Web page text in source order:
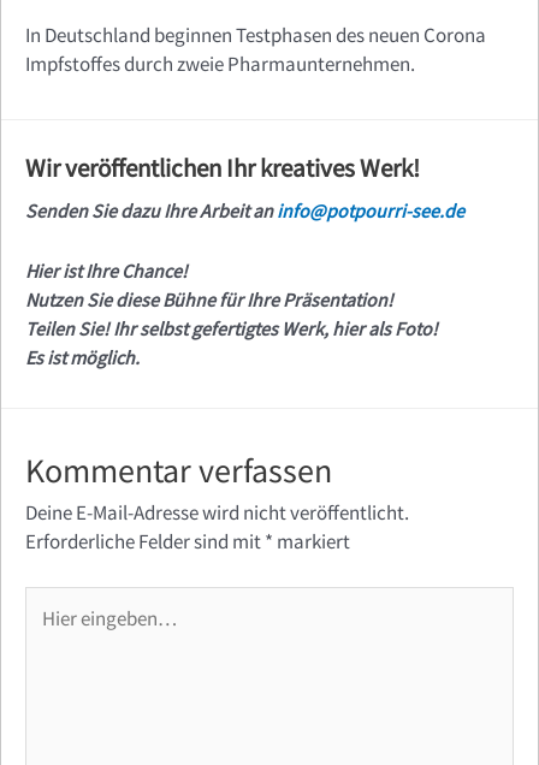
In Deutschland beginnen Testphasen des neuen Corona
Impfstoffes durch zweie Pharmaunternehmen.
Wir veröffentlichen Ihr kreatives Werk!
Senden Sie dazu Ihre Arbeit aninfo@potpourri-see.de
Hier ist Ihre Chance!
Nutzen Sie diese Bühne für Ihre Präsentation!
Teilen Sie! Ihr selbst gefertigtes Werk, hier als Foto!
Es ist möglich.
Kommentar verfassen
Deine E-Mail-Adresse wird nicht veröffentlicht.
Erforderliche Felder sind mit* markiert
eingeben…